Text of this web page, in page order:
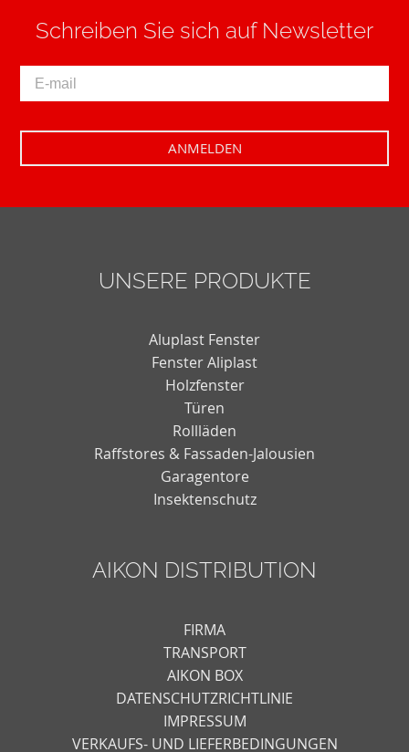
Schreiben Sie sich auf Newsletter
UNSERE PRODUKTE
Aluplast Fenster
Fenster Aliplast
Holzfenster
Türen
Rollläden
Raffstores & Fassaden-Jalousien
Garagentore
Insektenschutz
AIKON DISTRIBUTION
FIRMA
TRANSPORT
AIKON BOX
DATENSCHUTZRICHTLINIE
IMPRESSUM
VERKAUFS- UND LIEFERBEDINGUNGEN